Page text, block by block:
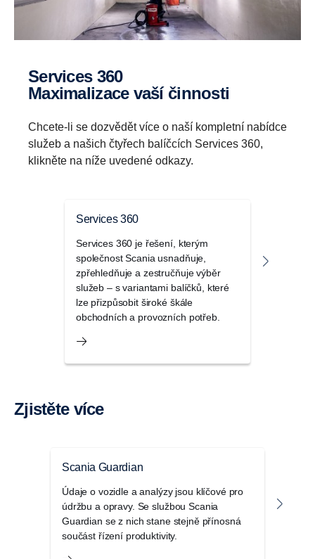
Services 360
Maximalizace vaší činnosti
Chcete-li se dozvědět více o naší kompletní nabídce
služeb a našich čtyřech balíčcích Services 360,
klikněte na níže uvedené odkazy.
Services 360
Services 360 je řešení, kterým
společnost Scania usnadňuje,
zpřehledňuje a zestručňuje výběr
služeb – s variantami balíčků, které
lze přizpůsobit široké škále
obchodních a provozních potřeb.
Zjistěte více
Scania Guardian
Údaje o vozidle a analýzy jsou klíčové pro
údržbu a opravy. Se službou Scania
Guardian se z nich stane stejně přínosná
součást řízení produktivity.